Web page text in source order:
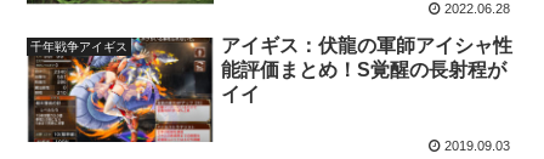
2022.06.28
千年戦争アイギス
アイギス：伏龍の軍師アイシャ性
能評価まとめ！S覚醒の長射程が
イイ
2019.09.03